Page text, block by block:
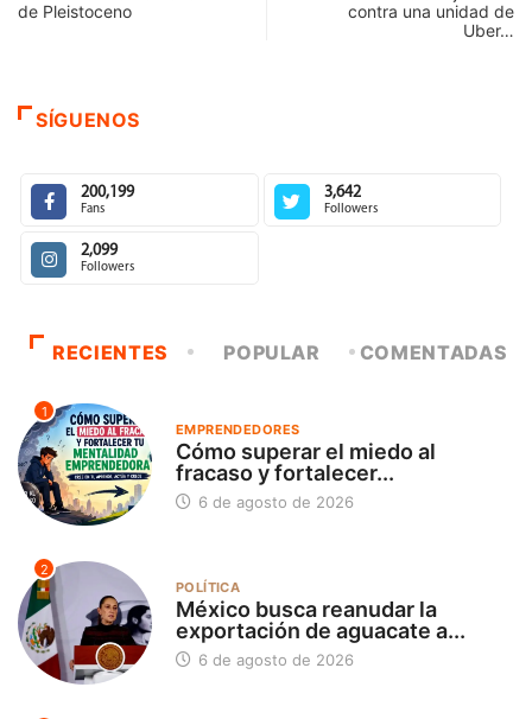
de Pleistoceno
contra una unidad de
Uber…
SÍGUENOS
200,199
Fans
3,642
Followers
2,099
Followers
RECIENTES POPULAR COMENTADAS
1
EMPRENDEDORES
Cómo superar el miedo al
fracaso y fortalecer...
6 de agosto de 2026
2
POLÍTICA
México busca reanudar la
exportación de aguacate a...
6 de agosto de 2026